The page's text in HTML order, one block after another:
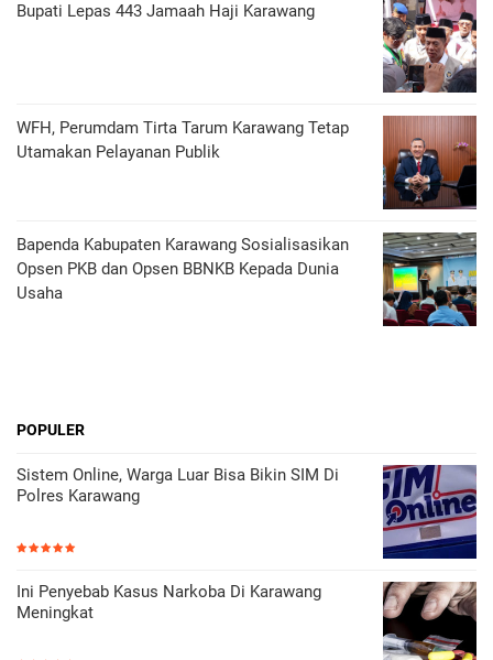
Bupati Lepas 443 Jamaah Haji Karawang
WFH, Perumdam Tirta Tarum Karawang Tetap
Utamakan Pelayanan Publik
Bapenda Kabupaten Karawang Sosialisasikan
Opsen PKB dan Opsen BBNKB Kepada Dunia
Usaha
POPULER
Sistem Online, Warga Luar Bisa Bikin SIM Di
Polres Karawang
Ini Penyebab Kasus Narkoba Di Karawang
Meningkat